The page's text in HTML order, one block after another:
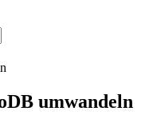
umwandeln